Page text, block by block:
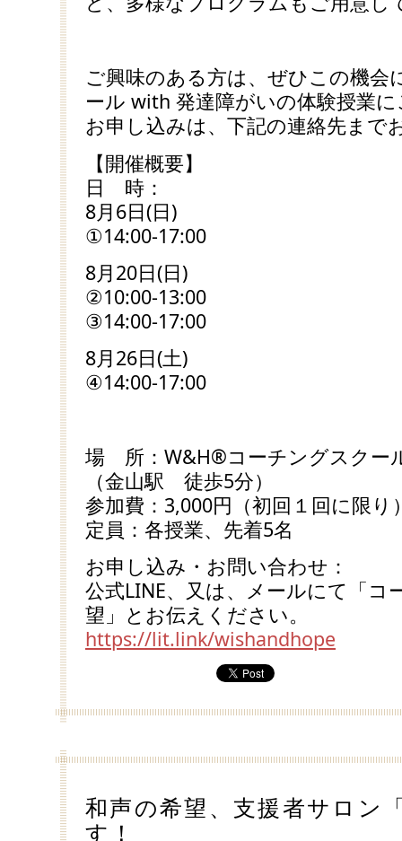
ご興味のある方は、ぜひこの機
ール with 発達障がいの体験授業
お申し込みは、下記の連絡先まで
【開催概要】
日 時：
8月6日(日)
①14:00-17:00
8月20日(日)
②10:00-13:00
③14:00-17:00
8月26日(土)
④14:00-17:00
場 所：W&H®コーチングスクー
（金山駅 徒歩5分）
参加費：3,000円（初回１回に限り
定員：各授業、先着5名
お申し込み・お問い合わせ：
公式LINE、又は、メールにて「コ
望」とお伝えください。
https://lit.link/wishandhope
和声の希望、支援者サロン
す！